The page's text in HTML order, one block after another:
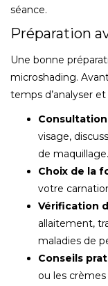
séance.
Préparation
Une bonne
microshading.
temps d’analyser
visage,
de maquillage.
Choix de la
votre
Vérification
allaitement,
maladies de
Conseils
ou les